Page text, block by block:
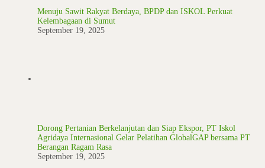
Menuju Sawit Rakyat Berdaya, BPDP dan ISKOL Perkuat
Kelembagaan di Sumut
September 19, 2025
Dorong Pertanian Berkelanjutan dan Siap Ekspor, PT Iskol
Agridaya Internasional Gelar Pelatihan GlobalGAP bersama PT
Berangan Ragam Rasa
September 19, 2025